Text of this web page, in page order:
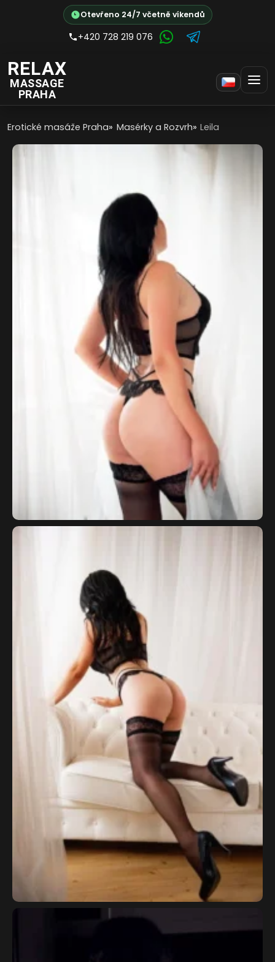
Otevřeno 24/7 včetně víkendů
+420 728 219 076
RELAX
MASSAGE
PRAHA
Erotické masáže Praha Masérky a Rozvrh Leila